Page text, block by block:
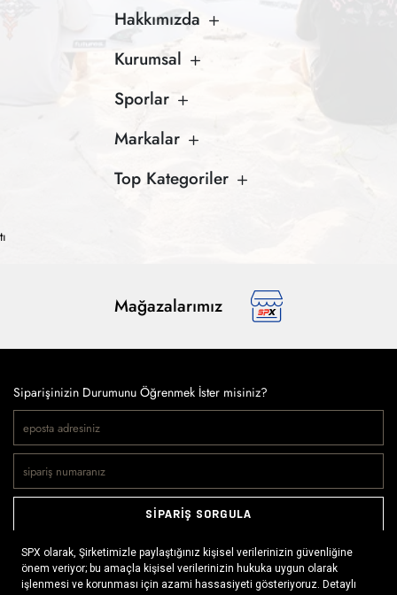
Hakkımızda
Kurumsal
Sporlar
Markalar
Top Kategoriler
Mağazalarımız
Siparişinizin Durumunu Öğrenmek İster misiniz?
SİPARİŞ SORGULA
Doğaya ve spora tutkuyla bağlı olanların markası SPX, çeşitli